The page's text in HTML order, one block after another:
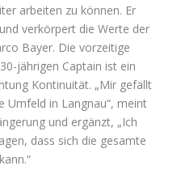
arbeiten zu können. Er
verkörpert die Werte der
Bayer. Die vorzeitige
jährigen Captain ist ein
Kontinuität. „Mir gefällt
Umfeld in Langnau“, meint
und ergänzt, „Ich
dass sich die gesamte